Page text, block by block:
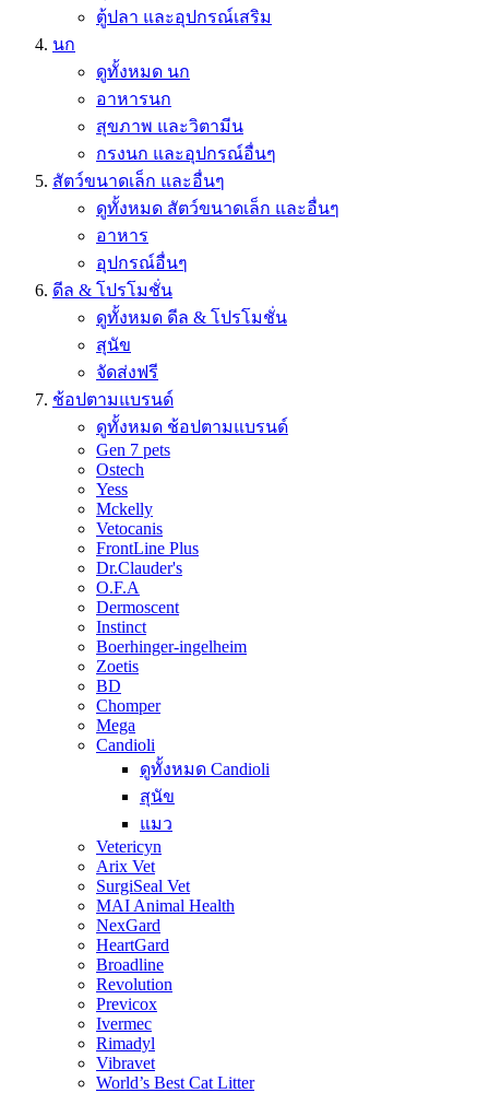
ตู้ปลา และอุปกรณ์เสริม
นก
ดูทั้งหมด นก
อาหารนก
สุขภาพ และวิตามีน
กรงนก และอุปกรณ์อื่นๆ
สัตว์ขนาดเล็ก และอื่นๆ
ดูทั้งหมด สัตว์ขนาดเล็ก และอื่นๆ
อาหาร
อุปกรณ์อื่นๆ
ดีล & โปรโมชั่น
ดูทั้งหมด ดีล & โปรโมชั่น
สุนัข
จัดส่งฟรี
ช้อปตามแบรนด์
ดูทั้งหมด ช้อปตามแบรนด์
Gen 7 pets
Ostech
Yess
Mckelly
Vetocanis
FrontLine Plus
Dr.Clauder's
O.F.A
Dermoscent
Instinct
Boerhinger-ingelheim
Zoetis
BD
Chomper
Mega
Candioli
ดูทั้งหมด Candioli
สุนัข
แมว
Vetericyn
Arix Vet
SurgiSeal Vet
MAI Animal Health
NexGard
HeartGard
Broadline
Revolution
Previcox
Ivermec
Rimadyl
Vibravet
World’s Best Cat Litter